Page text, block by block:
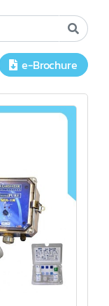
e-Brochure